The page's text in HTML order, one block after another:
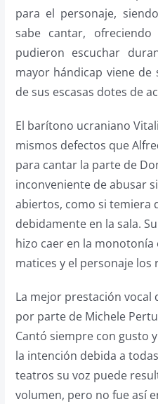
para el personaje,
sabe cantar,
pudieron escuchar
mayor hándicap viene
de sus escasas dotes de
El barítono ucraniano
mismos defectos que
para cantar la parte de
inconveniente de abusar
abiertos, como si temiera
debidamente en la sala.
hizo caer en la
matices y el personaje los
La mejor prestación
por parte de Michele
Cantó siempre con gusto
la intención debida a
teatros su voz puede
volumen, pero no fue así